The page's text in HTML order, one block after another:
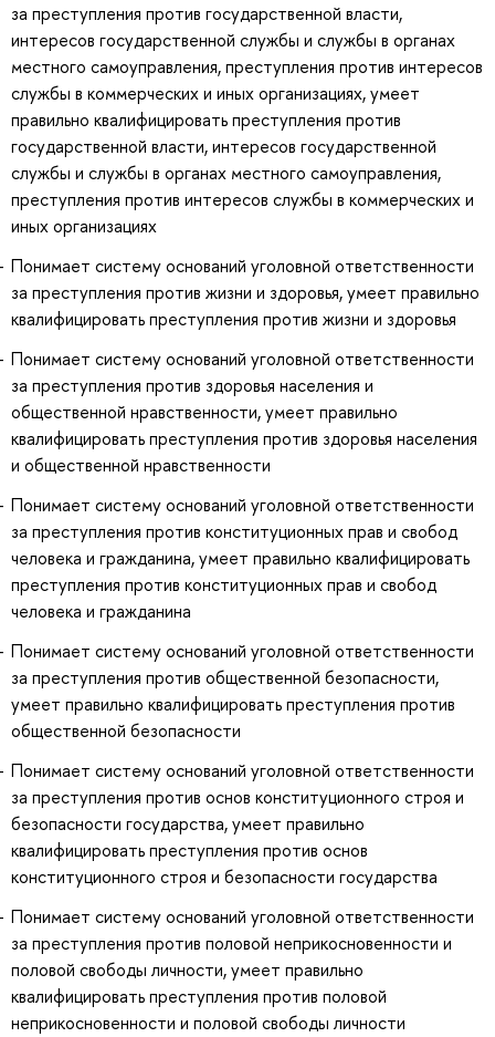
за преступления против государственной власти,
интересов государственной службы и службы в органах
местного самоуправления, преступления против интересов
службы в коммерческих и иных организациях, умеет
правильно квалифицировать преступления против
государственной власти, интересов государственной
службы и службы в органах местного самоуправления,
преступления против интересов службы в коммерческих и
иных организациях
Понимает систему оснований уголовной ответственности
за преступления против жизни и здоровья, умеет правильно
квалифицировать преступления против жизни и здоровья
Понимает систему оснований уголовной ответственности
за преступления против здоровья населения и
общественной нравственности, умеет правильно
квалифицировать преступления против здоровья населения
и общественной нравственности
Понимает систему оснований уголовной ответственности
за преступления против конституционных прав и свобод
человека и гражданина, умеет правильно квалифицировать
преступления против конституционных прав и свобод
человека и гражданина
Понимает систему оснований уголовной ответственности
за преступления против общественной безопасности,
умеет правильно квалифицировать преступления против
общественной безопасности
Понимает систему оснований уголовной ответственности
за преступления против основ конституционного строя и
безопасности государства, умеет правильно
квалифицировать преступления против основ
конституционного строя и безопасности государства
Понимает систему оснований уголовной ответственности
за преступления против половой неприкосновенности и
половой свободы личности, умеет правильно
квалифицировать преступления против половой
неприкосновенности и половой свободы личности